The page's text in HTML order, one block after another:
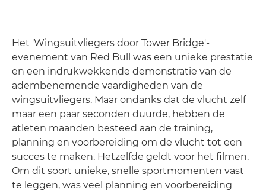
Het 'Wingsuitvliegers door Tower Bridge'-
evenement van Red Bull was een unieke prestatie
en een indrukwekkende demonstratie van de
adembenemende vaardigheden van de
wingsuitvliegers. Maar ondanks dat de vlucht zelf
maar een paar seconden duurde, hebben de
atleten maanden besteed aan de training,
planning en voorbereiding om de vlucht tot een
succes te maken. Hetzelfde geldt voor het filmen.
Om dit soort unieke, snelle sportmomenten vast
te leggen, was veel planning en voorbereiding